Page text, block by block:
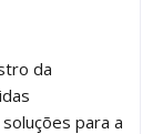
da
para a